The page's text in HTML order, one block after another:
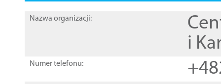
Nazwa organizacji:
i
Numer telefonu: